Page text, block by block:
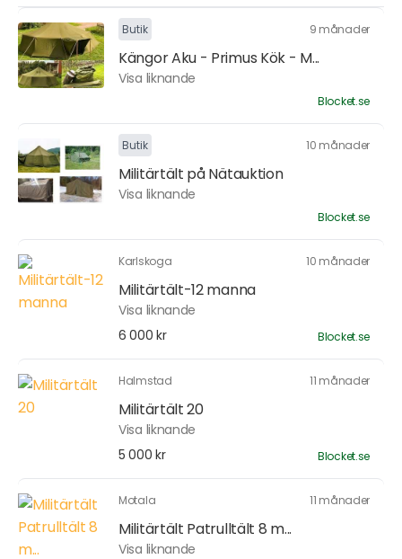
Butik 9 månader
Kängor Aku - Primus Kök - M...
Visa liknande
Blocket.se
Butik 10 månader
Militärtält på Nätauktion
Visa liknande
Blocket.se
Karlskoga 10 månader
Militärtält-12 manna
Visa liknande
6 000 kr
Blocket.se
Halmstad 11 månader
Militärtält 20
Visa liknande
5 000 kr
Blocket.se
Motala 11 månader
Militärtält Patrulltält 8 m...
Visa liknande